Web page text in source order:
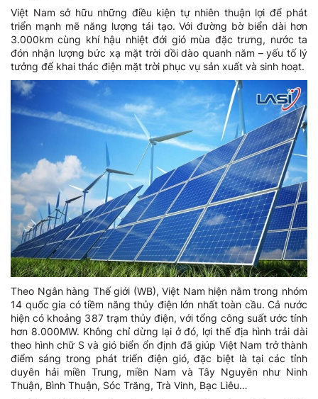
Việt Nam sở hữu những điều kiện tự nhiên thuận lợi để phát
triển mạnh mẽ năng lượng tái tạo. Với đường bờ biển dài hơn
3.000km cùng khí hậu nhiệt đới gió mùa đặc trưng, nước ta
đón nhận lượng bức xạ mặt trời dồi dào quanh năm – yếu tố lý
tưởng để khai thác điện mặt trời phục vụ sản xuất và sinh hoạt.
Theo Ngân hàng Thế giới (WB), Việt Nam hiện nằm trong nhóm
14 quốc gia có tiềm năng thủy điện lớn nhất toàn cầu. Cả nước
hiện có khoảng 387 trạm thủy điện, với tổng công suất ước tính
hơn 8.000MW. Không chỉ dừng lại ở đó, lợi thế địa hình trải dài
theo hình chữ S và gió biển ổn định đã giúp Việt Nam trở thành
điểm sáng trong phát triển điện gió, đặc biệt là tại các tỉnh
duyên hải miền Trung, miền Nam và Tây Nguyên như Ninh
Thuận, Bình Thuận, Sóc Trăng, Trà Vinh, Bạc Liêu…